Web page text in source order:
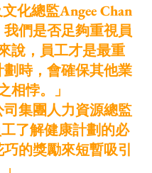
化總監Angee Chan
們是否足夠重視員
說，員工才是最重
時，會確保其他業
相悖。」
集團人力資源總監
了解健康計劃的必
的獎勵來短暫吸引